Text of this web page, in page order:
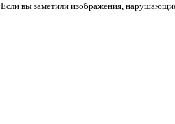
Если вы заметили изображения,